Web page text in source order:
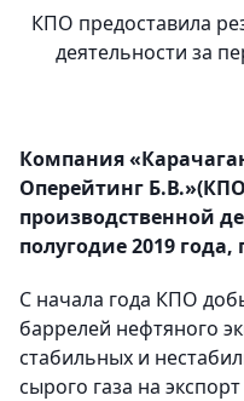
КПО предоставила
деятельности за
Компания
Оперейтинг
производственной
полугодие 2019 года,
C начала года КПО
баррелей нефтяного
стабильных и
сырого газа на